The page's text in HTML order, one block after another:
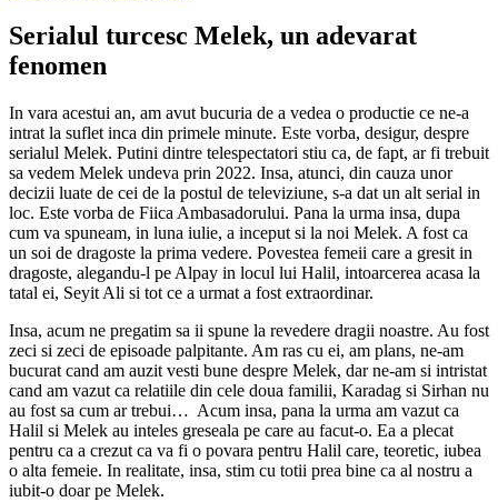
Serialul turcesc Melek, un adevarat
fenomen
In vara acestui an, am avut bucuria de a vedea o productie ce ne-a
intrat la suflet inca din primele minute. Este vorba, desigur, despre
serialul Melek. Putini dintre telespectatori stiu ca, de fapt, ar fi trebuit
sa vedem Melek undeva prin 2022. Insa, atunci, din cauza unor
decizii luate de cei de la postul de televiziune, s-a dat un alt serial in
loc. Este vorba de Fiica Ambasadorului. Pana la urma insa, dupa
cum va spuneam, in luna iulie, a inceput si la noi Melek. A fost ca
un soi de dragoste la prima vedere. Povestea femeii care a gresit in
dragoste, alegandu-l pe Alpay in locul lui Halil, intoarcerea acasa la
tatal ei, Seyit Ali si tot ce a urmat a fost extraordinar.
Insa, acum ne pregatim sa ii spune la revedere dragii noastre. Au fost
zeci si zeci de episoade palpitante. Am ras cu ei, am plans, ne-am
bucurat cand am auzit vesti bune despre Melek, dar ne-am si intristat
cand am vazut ca relatiile din cele doua familii, Karadag si Sirhan nu
au fost sa cum ar trebui… Acum insa, pana la urma am vazut ca
Halil si Melek au inteles greseala pe care au facut-o. Ea a plecat
pentru ca a crezut ca va fi o povara pentru Halil care, teoretic, iubea
o alta femeie. In realitate, insa, stim cu totii prea bine ca al nostru a
iubit-o doar pe Melek.